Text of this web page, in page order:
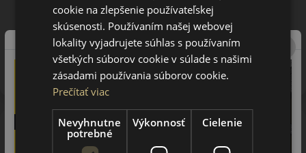
O značke
Upozornenie! Hodnoty na štítku sú len informatívneho
charakteru. Môžu byť dodané pneumatiky aj s EU štítkami v
zmysle doposiaľ platnej (predchádzajúcej) legislatívy.
cookie na zlepšenie používateľskej
skúsenosti. Používaním našej webovej
lokality vyjadrujete súhlas s používaním
všetkých súborov cookie v súlade s našimi
zásadami používania súborov cookie.
Prečítať viac
Nevyhnutne
potrebné
Výkonnosť Cielenie